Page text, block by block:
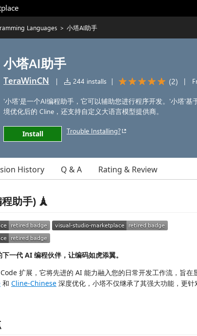
Languages > 小塔AI助手
小塔AI助手
TeraWinCN | 244 installs | (2) |
'小塔'是一个AI编程助手，它可以辅助您进行程序开发。'小塔'基
境优化后的 Cline，还支持自定义大语言模型提供商。
Install Trouble Installing?
History Q & A Rating & Review
助手) 🗼
一代 AI 编程伙伴，让编码如虎添翼。
扩展，它将先进的 AI 能力融入您的日常开发工作流，旨在
和 Cline-Chinese 深度优化，小塔不仅继承了其强大功能，更